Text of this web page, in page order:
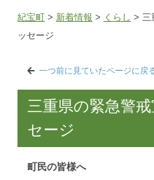
紀宝町 > 新着情報 > くらし > 三
ッセージ
一つ前に見ていたページに戻
三重県の緊急警
セージ
町民の皆様へ